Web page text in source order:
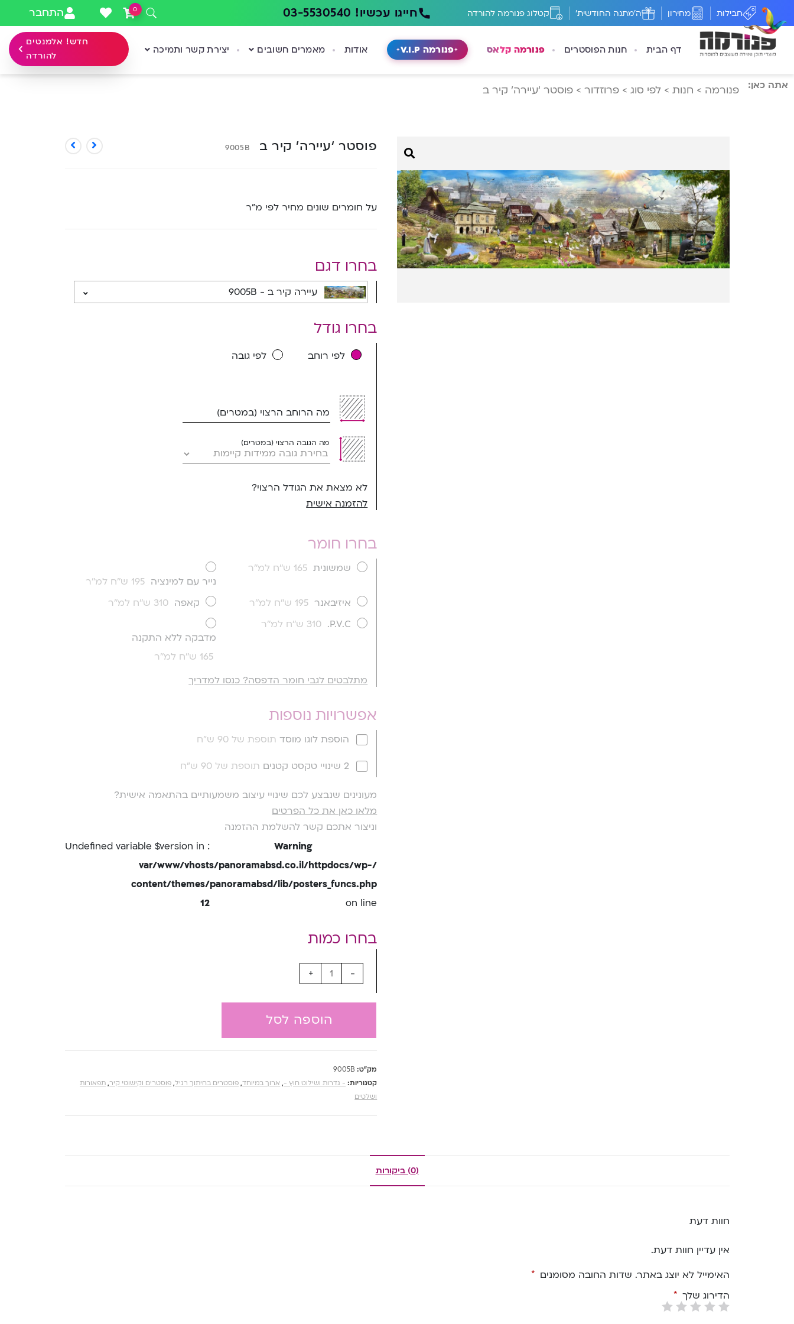
חבילות מחירון ה'מתנה החודשית' קטלוג פנורמה להורדה חייגו עכשיו! 03-5530540 0 התחבר
דף הבית חנות הפוסטרים פנורמה קלאס פנורמה V.I.P אודות מאמרים חשובים יצירת קשר ותמיכה
חדש! אלמנטים
להורדה
אתה כאן: פנורמה > חנות > לפי סוג > פרוזדור > פוסטר ‘עיירה’ קיר ב
פוסטר ‘עיירה’ קיר ב 9005B
על חומרים שונים מחיר לפי מ”ר
בחרו דגם
בחרו גודל
לפי רוחב לפי גובה
מה הרוחב הרצוי (במטרים)
מה הגובה הרצוי (במטרים)
לא מצאת את הגודל הרצוי?
להזמנה אישית
בחרו חומר
שמשונית 165 ש''ח למ''ר
נייר עם למינציה 195 ש''ח למ''ר
איזיבאנר 195 ש''ח למ''ר קאפה 310 ש''ח למ''ר
P.V.C.
310 ש''ח למ''ר
מדבקה ללא התקנה
165 ש''ח למ''ר
מתלבטים לגבי חומר הדפסה? כנסו למדריך
אפשרויות נוספות
הוספת לוגו מוסד תוספת של 90 ש"ח
2 שינויי טקסט קטנים תוספת של 90 ש"ח
מעונינים שנבצע לכם שינויי עיצוב משמעותיים בהתאמה אישית?
מלאו כאן את כל הפרטים
וניצור אתכם קשר להשלמת ההזמנה
Warning
: Undefined variable $version in
/var/www/vhosts/panoramabsd.co.il/httpdocs/wp-
content/themes/panoramabsd/lib/posters_funcs.php
on line
12
-
+
הוספה לסל
מק"ט: 9005B
קטגוריות: - גדרות ושילוט חוץ -, ארוך במיוחד, פוסטרים בחיתוך רגיל, פוסטרים וקישוטי קיר, תפאורות
ושלטים
(0) ביקורות
חוות דעת
אין עדיין חוות דעת.
האימייל לא יוצג באתר. שדות החובה מסומנים *
הדירוג שלך *